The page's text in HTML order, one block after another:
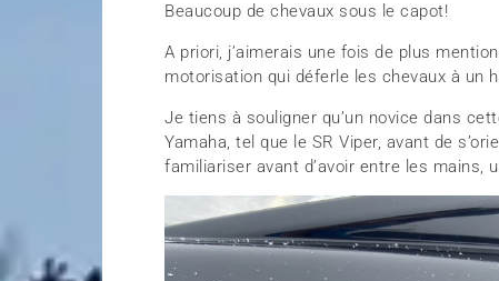
Beaucoup de chevaux sous le capot!
A priori, j’aimerais une fois de plus
motorisation qui déferle les chevaux à un
Je tiens à souligner qu’un novice dans
Yamaha, tel que le SR Viper, avant de
familiariser avant d’avoir entre les mains,